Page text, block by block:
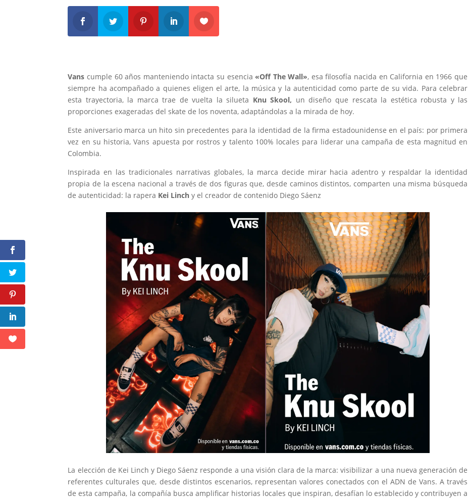
Vans cumple 60 años manteniendo intacta su esencia «Off The Wall», esa filosofía nacida en California en 1966 que
siempre ha acompañado a quienes eligen el arte, la música y la autenticidad como parte de su vida. Para celebrar
esta trayectoria, la marca trae de vuelta la silueta Knu Skool, un diseño que rescata la estética robusta y las
proporciones exageradas del skate de los noventa, adaptándolas a la mirada de hoy.
Este aniversario marca un hito sin precedentes para la identidad de la firma estadounidense en el país: por primera
vez en su historia, Vans apuesta por rostros y talento 100% locales para liderar una campaña de esta magnitud en
Colombia.
Inspirada en las tradicionales narrativas globales, la marca decide mirar hacia adentro y respaldar la identidad
propia de la escena nacional a través de dos figuras que, desde caminos distintos, comparten una misma búsqueda
de autenticidad: la rapera Kei Linch y el creador de contenido Diego Sáenz
La elección de Kei Linch y Diego Sáenz responde a una visión clara de la marca: visibilizar a una nueva generación de
referentes culturales que, desde distintos escenarios, representan valores conectados con el ADN de Vans. A través
de esta campaña, la compañía busca amplificar historias locales que inspiran, desafían lo establecido y contribuyen a